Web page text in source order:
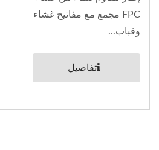
FPC مجمع مع مفاتيح غشاء
وقباب...
تفاصيل